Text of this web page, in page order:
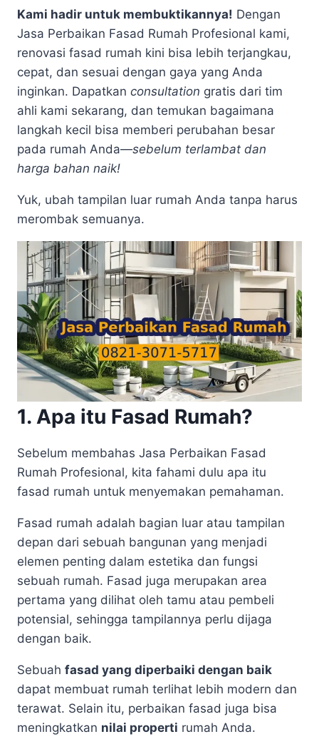
Kami hadir untuk membuktikannya! Dengan
Jasa Perbaikan Fasad Rumah Profesional kami,
renovasi fasad rumah kini bisa lebih terjangkau,
cepat, dan sesuai dengan gaya yang Anda
inginkan. Dapatkan consultation gratis dari tim
ahli kami sekarang, dan temukan bagaimana
langkah kecil bisa memberi perubahan besar
pada rumah Anda—sebelum terlambat dan
harga bahan naik!
Yuk, ubah tampilan luar rumah Anda tanpa harus
merombak semuanya.
1. Apa itu Fasad Rumah?
Sebelum membahas Jasa Perbaikan Fasad
Rumah Profesional, kita fahami dulu apa itu
fasad rumah untuk menyemakan pemahaman.
Fasad rumah adalah bagian luar atau tampilan
depan dari sebuah bangunan yang menjadi
elemen penting dalam estetika dan fungsi
sebuah rumah. Fasad juga merupakan area
pertama yang dilihat oleh tamu atau pembeli
potensial, sehingga tampilannya perlu dijaga
dengan baik.
Sebuah fasad yang diperbaiki dengan baik
dapat membuat rumah terlihat lebih modern dan
terawat. Selain itu, perbaikan fasad juga bisa
meningkatkan nilai properti rumah Anda.